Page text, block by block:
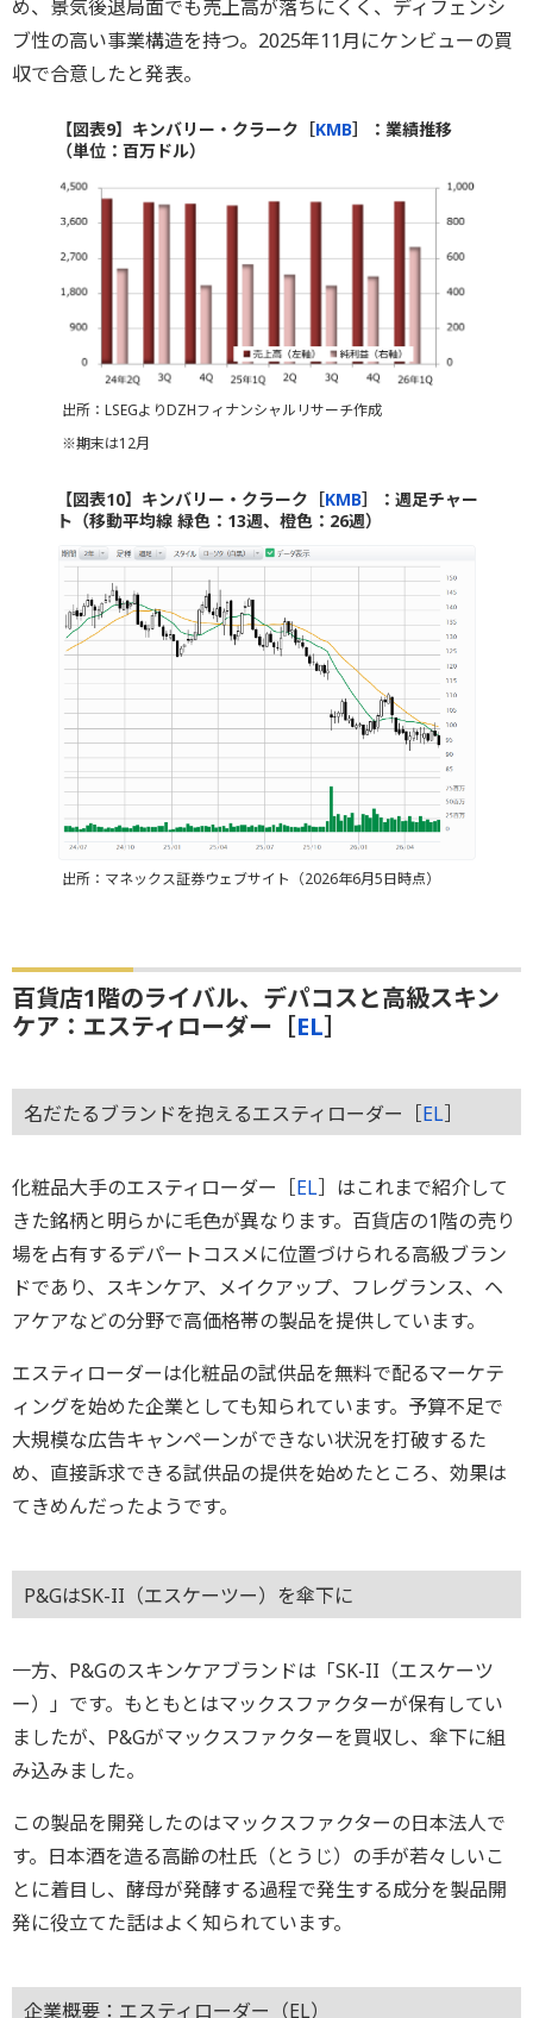
め、景気後退局面でも売上高が落ちにくく、ディフェンシ
ブ性の高い事業構造を持つ。2025年11月にケンビューの買
収で合意したと発表。
【図表9】キンバリー・クラーク［KMB］：業績推移
（単位：百万ドル）
出所：LSEGよりDZHフィナンシャルリサーチ作成
※期末は12月
【図表10】キンバリー・クラーク［KMB］：週足チャー
ト（移動平均線 緑色：13週、橙色：26週）
出所：マネックス証券ウェブサイト（2026年6月5日時点）
百貨店1階のライバル、デパコスと高級スキン
ケア：エスティローダー［EL］
名だたるブランドを抱えるエスティローダー［EL］
化粧品大手のエスティローダー［EL］はこれまで紹介して
きた銘柄と明らかに毛色が異なります。百貨店の1階の売り
場を占有するデパートコスメに位置づけられる高級ブラン
ドであり、スキンケア、メイクアップ、フレグランス、ヘ
アケアなどの分野で高価格帯の製品を提供しています。
エスティローダーは化粧品の試供品を無料で配るマーケテ
ィングを始めた企業としても知られています。予算不足で
大規模な広告キャンペーンができない状況を打破するた
め、直接訴求できる試供品の提供を始めたところ、効果は
てきめんだったようです。
P&GはSK-II（エスケーツー）を傘下に
一方、P&Gのスキンケアブランドは「SK-II（エスケーツ
ー）」です。もともとはマックスファクターが保有してい
ましたが、P&Gがマックスファクターを買収し、傘下に組
み込みました。
この製品を開発したのはマックスファクターの日本法人で
す。日本酒を造る高齢の杜氏（とうじ）の手が若々しいこ
とに着目し、酵母が発酵する過程で発生する成分を製品開
発に役立てた話はよく知られています。
企業概要：エスティローダー（EL）